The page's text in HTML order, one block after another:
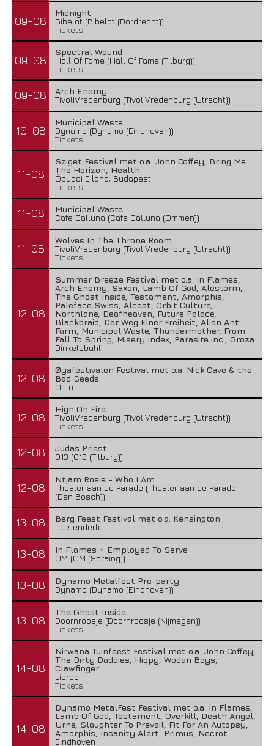
09-08
Midnight
Bibelot (Bibelot (Dordrecht))
Tickets
09-08
Spectral Wound
Hall Of Fame (Hall Of Fame (Tilburg))
Tickets
09-08
Arch Enemy
TivoliVredenburg (TivoliVredenburg (Utrecht))
10-08
Municipal Waste
Dynamo (Dynamo (Eindhoven))
Tickets
11-08
Sziget Festival met o.a. John Coffey, Bring Me
The Horizon, Health
Óbudai Eiland, Budapest
Tickets
11-08
Municipal Waste
Cafe Calluna (Cafe Calluna (Ommen))
11-08
Wolves In The Throne Room
TivoliVredenburg (TivoliVredenburg (Utrecht))
Tickets
12-08
Summer Breeze Festival met o.a. In Flames,
Arch Enemy, Saxon, Lamb Of God, Alestorm,
The Ghost Inside, Testament, Amorphis,
Paleface Swiss, Alcest, Orbit Culture,
Northlane, Deafheaven, Future Palace,
Blackbraid, Der Weg Einer Freiheit, Alien Ant
Farm, Municipal Waste, Thundermother, From
Fall To Spring, Misery Index, Parasite inc., Groza
Dinkelsbühl
12-08
Øyafestivalen Festival met o.a. Nick Cave & the
Bad Seeds
Oslo
12-08
High On Fire
TivoliVredenburg (TivoliVredenburg (Utrecht))
Tickets
12-08
Judas Priest
013 (013 (Tilburg))
12-08
Ntjam Rosie - Who I Am
Theater aan de Parade (Theater aan de Parade
(Den Bosch))
13-08
Berg Feest Festival met o.a. Kensington
Tessenderlo
13-08
In Flames + Employed To Serve
OM (OM (Seraing))
13-08
Dynamo Metalfest Pre-party
Dynamo (Dynamo (Eindhoven))
13-08
The Ghost Inside
Doornroosje (Doornroosje (Nijmegen))
Tickets
14-08
Nirwana Tuinfeest Festival met o.a. John Coffey,
The Dirty Daddies, Hiqpy, Wodan Boys,
Clawfinger
Lierop
Tickets
14-08
Dynamo MetalFest Festival met o.a. In Flames,
Lamb Of God, Testament, Overkill, Death Angel,
Urne, Slaughter To Prevail, Fit For An Autopsy,
Amorphis, Insanity Alert, Primus, Necrot
Eindhoven